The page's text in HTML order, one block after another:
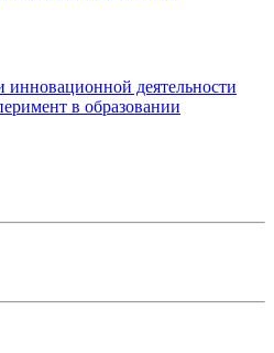
инновационной деятельности
в образовании